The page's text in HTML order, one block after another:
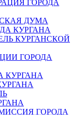
ГОРОДА
ДУМА
КУРГАНА
КУРГАНСКОЙ
ГОРОДА
КУРГАНА
ГОРОДА